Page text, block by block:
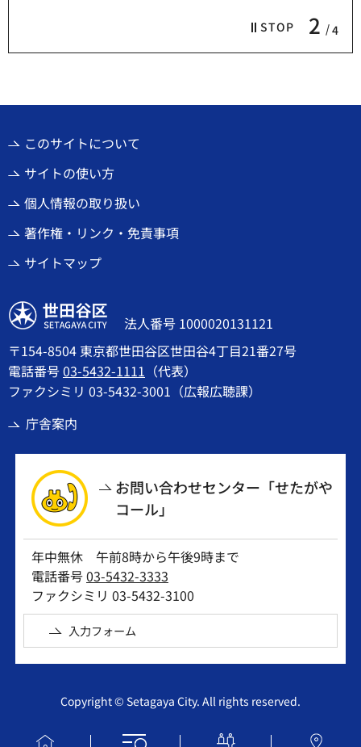
STOP 2 4
このサイトについて
サイトの使い方
個人情報の取り扱い
著作権・リンク・免責事項
サイトマップ
世田谷区
法人番号 1000020131121
〒154-8504 東京都世田谷区世田谷4丁目21番27号
電話番号03-5432-1111 （代表）
ファクシミリ 03-5432-3001（広報広聴課）
庁舎案内
お問い合わせセンター「せたがや
コール」
年中無休 午前8時から午後9時まで
電話番号03-5432-3333
ファクシミリ 03-5432-3100
入力フォーム
Copyright © Setagaya City. All rights reserved.